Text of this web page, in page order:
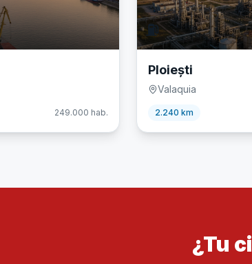
249.000 hab.
⛽
Ploiești
Valaquia
2.240 km
¿Tu